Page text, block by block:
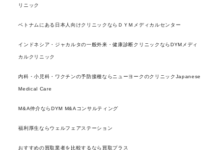
リニック
ベトナムにある日本人向けクリニックならＤＹＭメディカルセンター
インドネシア・ジャカルタの一般外来・健康診断クリニックならDYMメディ
カルクリニック
内科・小児科・ワクチンの予防接種ならニューヨークのクリニックJapanese
Medical Care
M&A仲介ならDYM M&Aコンサルティング
福利厚生ならウェルフェアステーション
おすすめの買取業者を比較するなら買取プラス